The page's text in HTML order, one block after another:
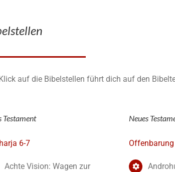
auf die Bibelstellen führt dich auf den
Testament
6-7
Achte Vision: Wagen zur
Neues